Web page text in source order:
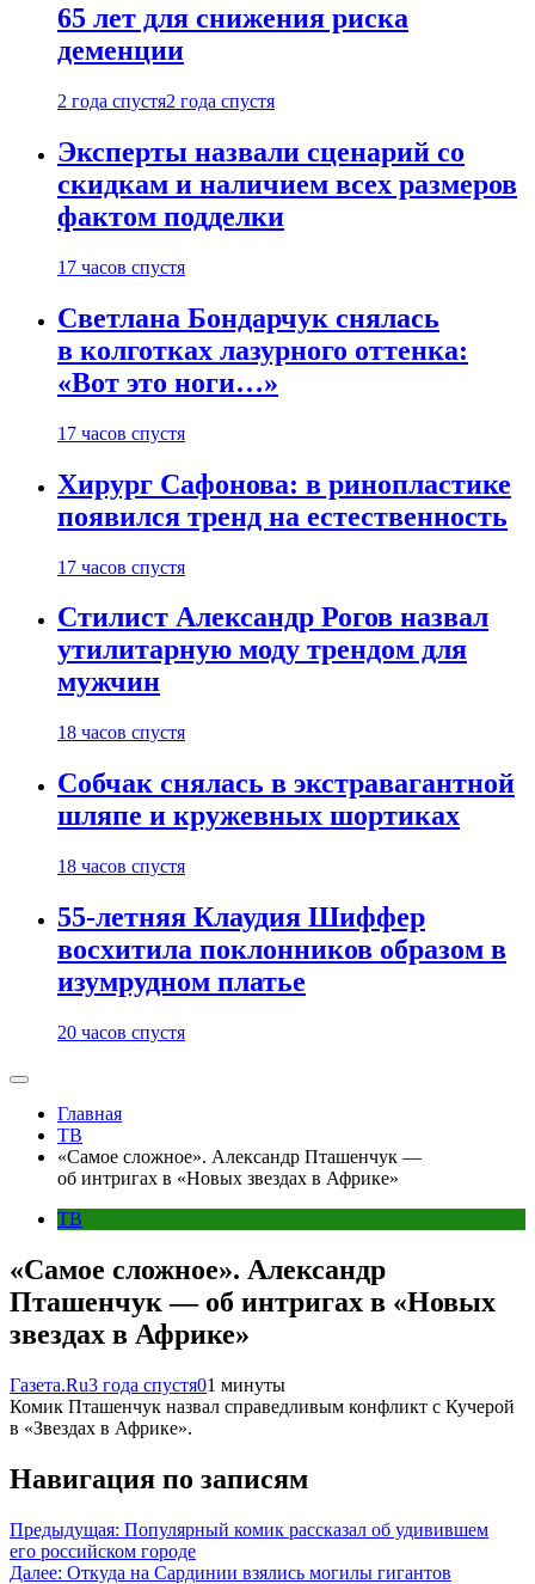
65 лет для снижения риска
деменции
2 года спустя2 года спустя
Эксперты назвали сценарий со
скидкам и наличием всех размеров
фактом подделки
17 часов спустя
Светлана Бондарчук снялась
в колготках лазурного оттенка:
«Вот это ноги…»
17 часов спустя
Хирург Сафонова: в ринопластике
появился тренд на естественность
17 часов спустя
Стилист Александр Рогов назвал
утилитарную моду трендом для
мужчин
18 часов спустя
Собчак снялась в экстравагантной
шляпе и кружевных шортиках
18 часов спустя
55-летняя Клаудия Шиффер
восхитила поклонников образом в
изумрудном платье
20 часов спустя
Главная
ТВ
«Самое сложное». Александр Пташенчук —
об интригах в «Новых звездах в Африке»
ТВ
«Самое сложное». Александр
Пташенчук — об интригах в «Новых
звездах в Африке»
Газета.Ru3 года спустя01 минуты
Комик Пташенчук назвал справедливым конфликт с Кучерой
в «Звездах в Африке».
Навигация по записям
Предыдущая: Популярный комик рассказал об удивившем
его российском городе
Далее: Откуда на Сардинии взялись могилы гигантов